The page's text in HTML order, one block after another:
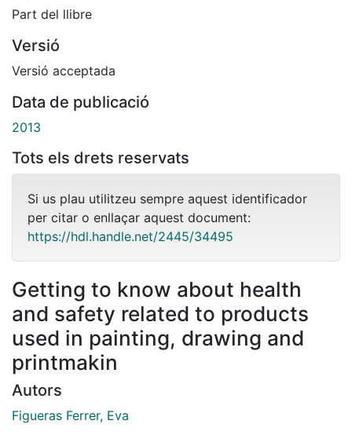
Part del llibre
Versió
Versió acceptada
Data de publicació
2013
Tots els drets reservats
Si us plau utilitzeu sempre aquest identificador
per citar o enllaçar aquest document:
https://hdl.handle.net/2445/34495
Getting to know about health
and safety related to products
used in painting, drawing and
printmakin
Autors
Figueras Ferrer, Eva